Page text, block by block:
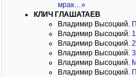
мрак…»
КЛИЧ ГЛАШАТАЕВ
Владимир Высоцкий.
Владимир Высоцкий.
Владимир Высоцкий.
Владимир Высоцкий.
Владимир Высоцкий.
Владимир Высоцкий.